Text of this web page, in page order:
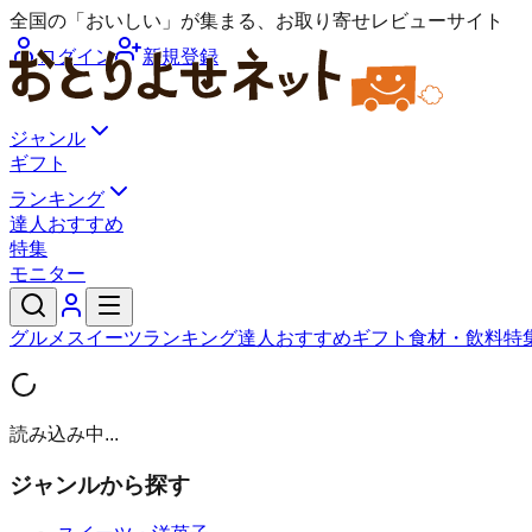
全国の「おいしい」が集まる、お取り寄せレビューサイト
ログイン
新規登録
ジャンル
ギフト
ランキング
達人おすすめ
特集
モニター
グルメ スイーツランキング達人おすすめギフト 食材・飲料特
読み込み中...
ジャンルから探す